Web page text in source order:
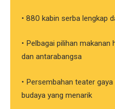
• 880 kabin serba lengkap
• Pelbagai pilihan makanan
dan antarabangsa
• Persembahan teater
budaya yang menarik